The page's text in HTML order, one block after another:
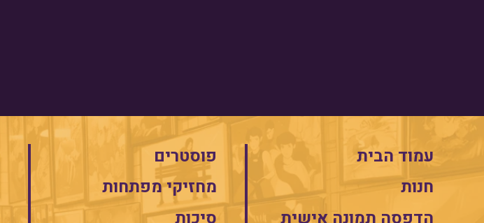
עמוד הבית
חנות
פוסטרים
מחזיקי מפתחות